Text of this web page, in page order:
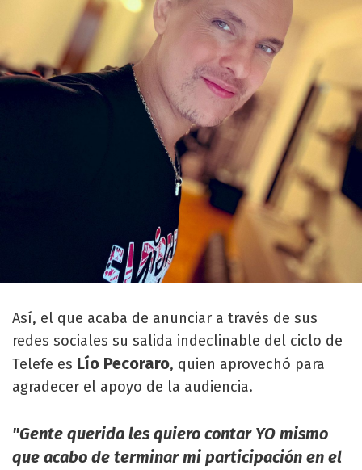
Así, el que acaba de anunciar a través de sus
redes sociales su salida indeclinable del ciclo de
Telefe es Lío Pecoraro, quien aprovechó para
agradecer el apoyo de la audiencia.
"Gente querida les quiero contar YO mismo
que acabo de terminar mi participación en el